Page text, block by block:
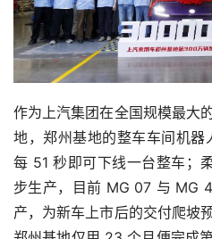
作为上汽集团在全国规模最大
地，郑州基地的整车车间机
每 51 秒即可下线一台整车；
步生产，目前 MG 07 与 MG
产，为新车上市后的交付爬坡